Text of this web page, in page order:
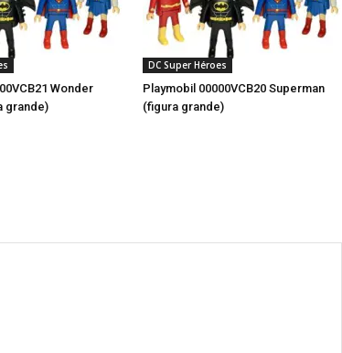
Wonder
grande)
DC Super Héroes
Playmobil 00000VCB20 Superman
(figura grande)